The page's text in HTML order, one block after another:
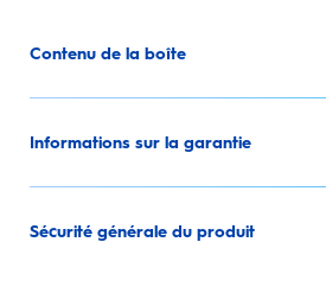
Contenu de la boîte
Informations sur la garantie
Sécurité générale du produit